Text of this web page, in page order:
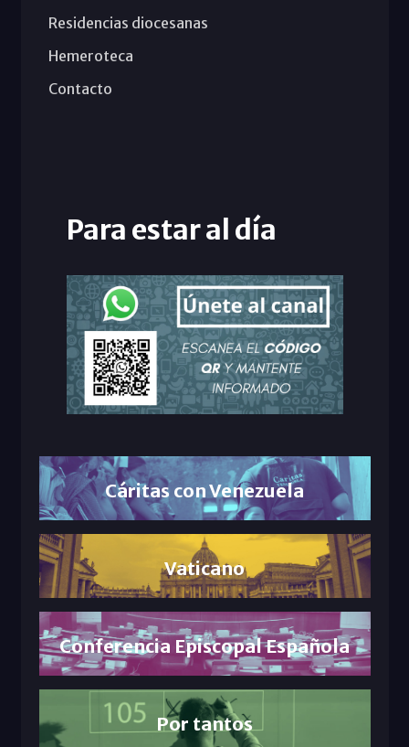
Residencias diocesanas
Hemeroteca
Contacto
Para estar al día
Cáritas con Venezuela
Vaticano
Conferencia Episcopal Española
Por tantos